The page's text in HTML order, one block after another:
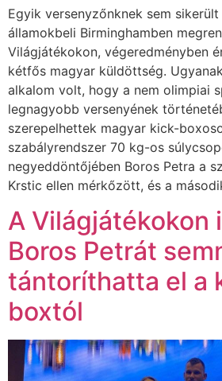
Egyik versenyzőnknek sem
államokbeli Birminghamben
Világjátékokon, végeredményben
kétfős magyar küldöttség.
alkalom volt, hogy a nem olimpiai
legnagyobb versenyének
szerepelhettek magyar kick-
szabályrendszer 70 kg-os
negyeddöntőjében Boros Petra a
Krstic ellen mérkőzött, és a
A Világjátékokon
Boros Petrát
tántoríthatta el a
boxtól